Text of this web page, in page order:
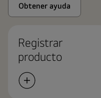
Obtener ayuda
Registrar
producto